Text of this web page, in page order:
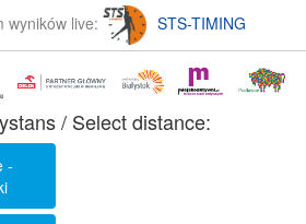
wyników live: STS-TIMING
/ Select distance:
-